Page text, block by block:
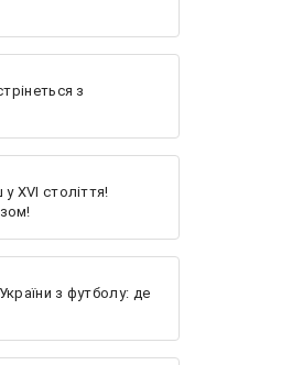
з
XVI століття!
з футболу: де